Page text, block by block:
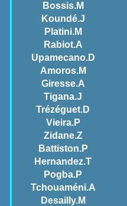
Bossis.M
Koundé.J
Platini.M
Rabiot.A
Upamecano.D
Amoros.M
Giresse.A
Tigana.J
Trézéguet.D
Vieira.P
Zidane.Z
Battiston.P
Hernandez.T
Pogba.P
Tchouaméni.A
Desailly.M